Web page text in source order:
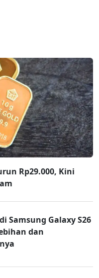
Rp29.000, Kini
Samsung Galaxy S26
dan